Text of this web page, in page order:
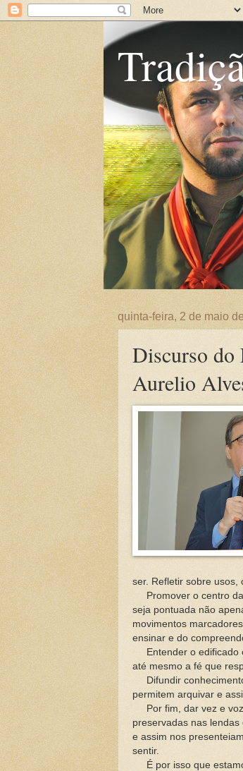
quinta-feira, 2 de maio
Discurso do
Aurelio
ser. Refletir sobre usos,
Promover o centro
seja pontuada não
movimentos
ensinar e do
Entender o edificado
até mesmo a fé que
Difundir
permitem arquivar e
Por fim, dar vez e voz
preservadas nas
e assim nos
sentir.
É por isso que